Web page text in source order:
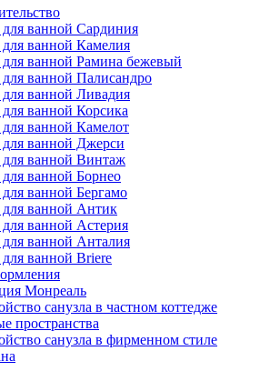
ванной Сардиния
ванной Камелия
ванной Рамина бежевый
ванной Палисандро
ванной Ливадия
ванной Корсика
ванной Камелот
ванной Джерси
ванной Винтаж
ванной Борнео
ванной Бергамо
ванной Антик
ванной Астерия
ванной Анталия
ванной Briere
Монреаль
санузла в частном коттедже
пространства
санузла в фирменном стиле